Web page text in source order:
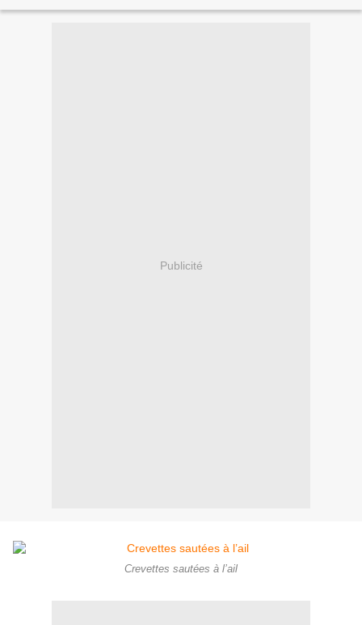
Publicité
Crevettes sautées à l’ail